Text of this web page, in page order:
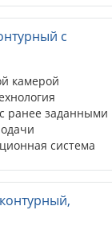
в котловых
контроллером.
с
камерой
ранее заданными
система
системах и